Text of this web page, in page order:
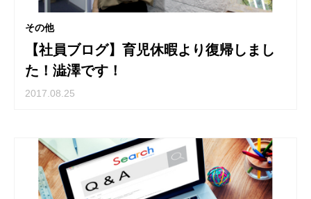
その他
【社員ブログ】育児休暇より復帰しまし
た！澁澤です！
2017.08.25